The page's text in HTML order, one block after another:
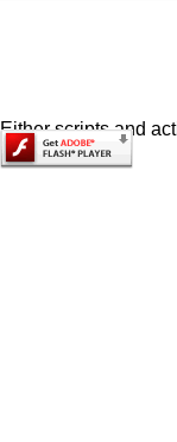
Either scripts and